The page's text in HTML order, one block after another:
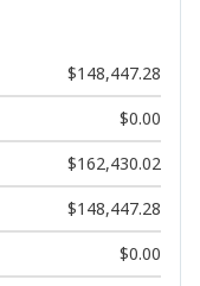
$148,447.28
$0.00
$162,430.02
$148,447.28
$0.00